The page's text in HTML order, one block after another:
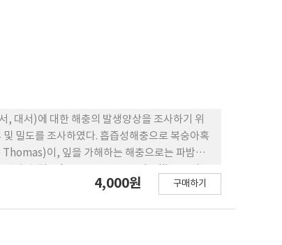
대서)에 대한 해충의 발생양상을 조사하기 위
밀도를 조사하였다. 흡즙성해충으로 복숭아혹
이, 잎을 가해하는 해충으로는 파밤나
유충이 각각 우점종으로 밝혀졌다. 품종별
10.3, 13.9, 14.0%로 낮았으나, 남서와 세풍 품
4,000원 구매하기